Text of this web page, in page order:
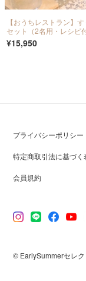
【おうちレストラン】
セット（2名用・レシピ
¥15,950
プライバシーポリシー
特定商取引法に基づく
会員規約
© EarlySummerセレク